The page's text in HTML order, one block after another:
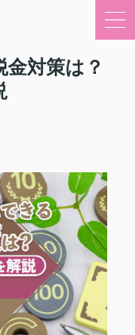
対策は？